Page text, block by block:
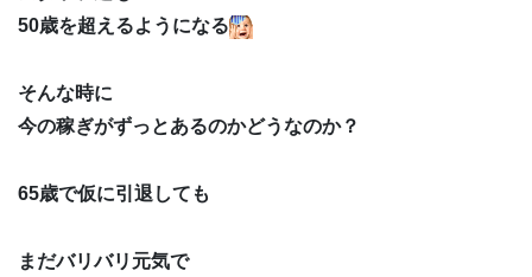
50歳を超えるようになる
そんな時に
今の稼ぎがずっとあるのかどうなのか？
65歳で仮に引退しても
まだバリバリ元気で